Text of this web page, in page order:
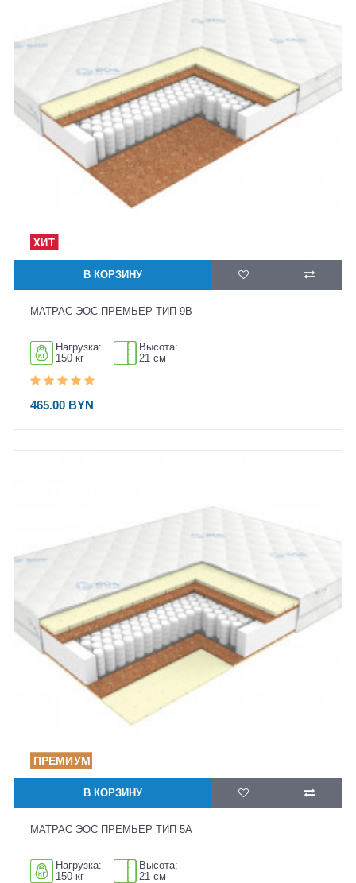
В КОРЗИНУ
МАТРАС ЭОС ПРЕМЬЕР ТИП 9B
Нагрузка:
150 кг
Высота:
21 см
465.00 BYN
В КОРЗИНУ
МАТРАС ЭОС ПРЕМЬЕР ТИП 5А
Нагрузка:
150 кг
Высота:
21 см